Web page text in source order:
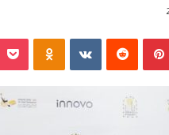
بينتيريست ‏VKontakte